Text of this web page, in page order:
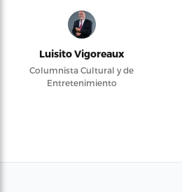
Luisito Vigoreaux
Columnista Cultural y de
Entretenimiento